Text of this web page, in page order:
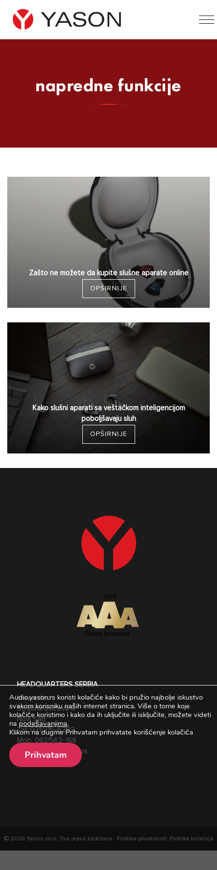
napredne funkcije
Zašto ne možete da kupite slušne aparate online
OPŠIRNIJE
Kako slušni aparati sa veštačkom inteligencijom
poboljšavaju sluh
OPŠIRNIJE
HEADQUARTERS SERBIA
Yason doo
Stratimirovićeva 6,
Novi Sad
Tel:021/215-6282
Mob: 063/562-168
Email:office@yason.rs
© 2026 Yason doo. Sva prava zadržana Politika privatnosti Politika kolačića
Audio.yason.rs koristi kolačiće kako bi pružio najbolje iskustvo
svakom korisniku naših internet stranica. Više o tome koje
kolačiće koristimo i kako da ih uključite ili isključite, možete videti
napodešavanjima.
Klikom na dugme Prihvatam prihvatate korišćenje kolačića
Prihvatam